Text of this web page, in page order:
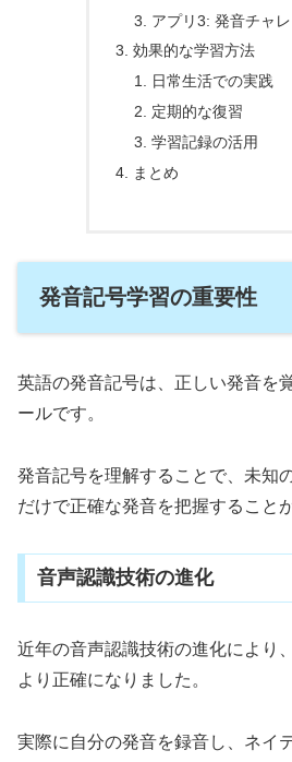
アプリ3: 発音チャ
効果的な学習方法
日常生活での実践
定期的な復習
学習記録の活用
まとめ
発音記号学習の重要性
英語の発音記号は、正しい発音を
ールです。
発音記号を理解することで、未知
だけで正確な発音を把握すること
音声認識技術の進化
近年の音声認識技術の進化により
より正確になりました。
実際に自分の発音を録音し、ネイ